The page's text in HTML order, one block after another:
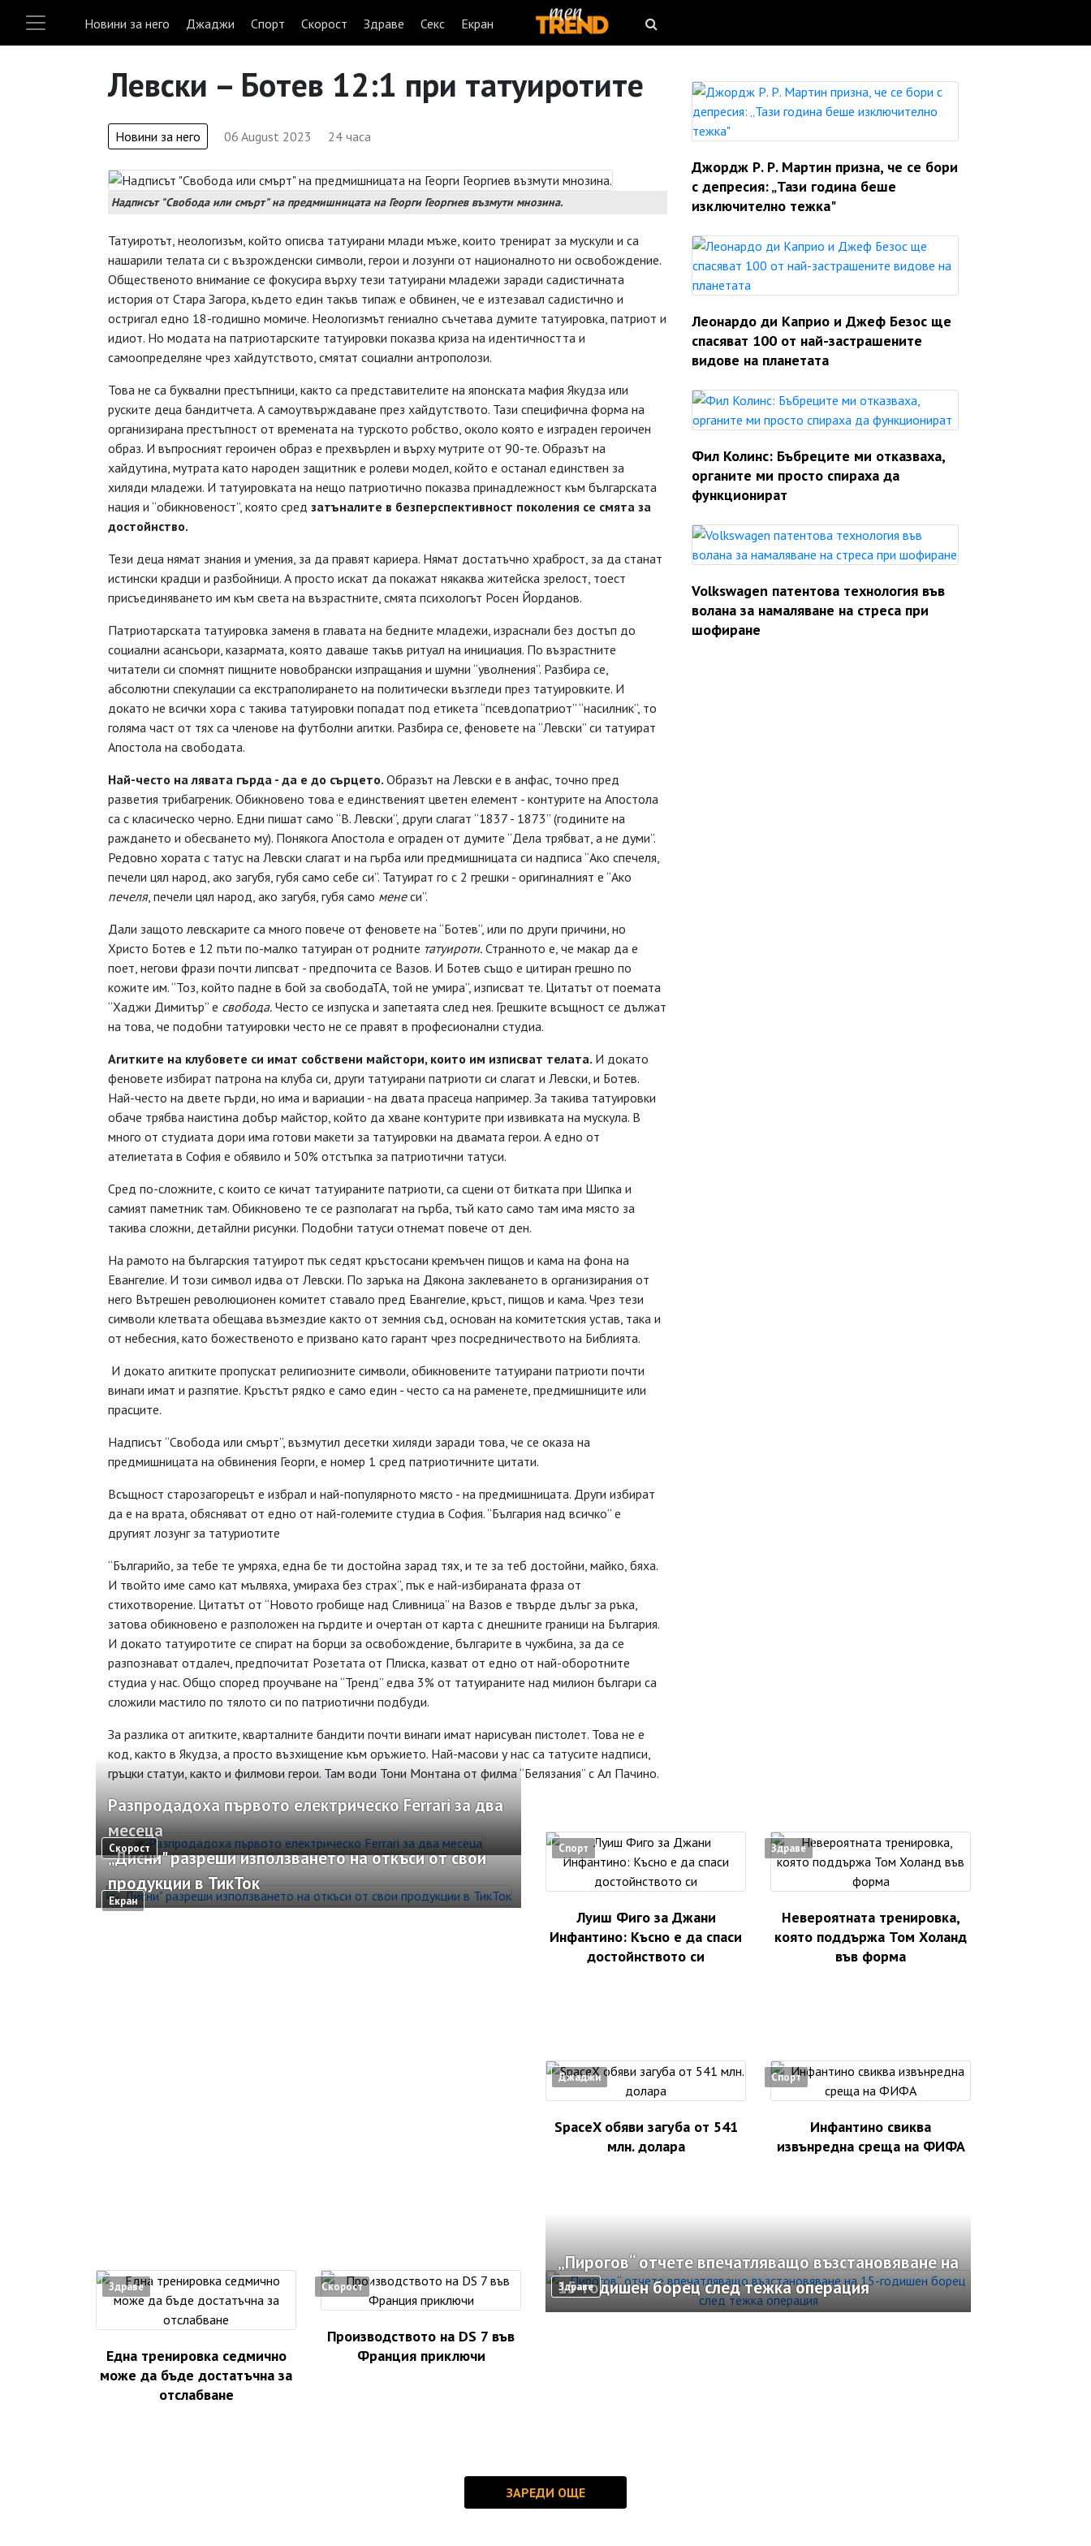
Новини за него Джаджи Спорт Скорост Здраве Секс Екран
Левски – Ботев 12:1 при татуиротите
Новини за него 06 August 2023 24 часа
Надписът "Свобода или смърт" на предмишницата на Георги Георгиев възмути мнозина.
Татуиротът, неологизъм, който описва татуирани млади мъже, които тренират за мускули и са
нашарили телата си с възрожденски символи, герои и лозунги от националното ни освобождение.
Общественото внимание се фокусира върху тези татуирани младежи заради садистичната
история от Стара Загора, където един такъв типаж е обвинен, че е изтезавал садистично и
остригал едно 18-годишно момиче. Неологизмът гениално съчетава думите татуировка, патриот и
идиот. Но модата на патриотарските татуировки показва криза на идентичността и
самоопределяне чрез хайдутството, смятат социални антрополози.
Това не са буквални престъпници, както са представителите на японската мафия Якудза или
руските деца бандитчета. А самоутвърждаване през хайдутството. Тази специфична форма на
организирана престъпност от времената на турското робство, около която е изграден героичен
образ. И въпросният героичен образ е прехвърлен и върху мутрите от 90-те. Образът на
хайдутина, мутрата като народен защитник е ролеви модел, който е останал единствен за
хиляди младежи. И татуировката на нещо патриотично показва принадлежност към българската
нация и “обикновеност”, която сред затъналите в безперспективност поколения се смята за
достойнство.
Тези деца нямат знания и умения, за да правят кариера. Нямат достатъчно храброст, за да станат
истински крадци и разбойници. А просто искат да покажат някаква житейска зрелост, тоест
присъединяването им към света на възрастните, смята психологът Росен Йорданов.
Патриотарската татуировка заменя в главата на бедните младежи, израснали без достъп до
социални асансьори, казармата, която даваше такъв ритуал на инициация. По възрастните
читатели си спомнят пищните новобрански изпращания и шумни “уволнения”. Разбира се,
абсолютни спекулации са екстраполирането на политически възгледи през татуировките. И
докато не всички хора с такива татуировки попадат под етикета “псевдопатриот” “насилник”, то
голяма част от тях са членове на футболни агитки. Разбира се, феновете на “Левски” си татуират
Апостола на свободата.
Най-често на лявата гърда - да е до сърцето. Образът на Левски е в анфас, точно пред
разветия трибагреник. Обикновено това е единственият цветен елемент - контурите на Апостола
са с класическо черно. Едни пишат само “В. Левски”, други слагат “1837 - 1873” (годините на
раждането и обесването му). Понякога Апостола е ограден от думите “Дела трябват, а не думи”.
Редовно хората с татус на Левски слагат и на гърба или предмишницата си надписа “Ако спечеля,
печели цял народ, ако загубя, губя само себе си”. Татуират го с 2 грешки - оригиналният е “Ако
печеля, печели цял народ, ако загубя, губя само менеси”.
Дали защото левскарите са много повече от феновете на “Ботев”, или по други причини, но
Христо Ботев е 12 пъти по-малко татуиран от родните татуироти. Странното е, че макар да е
поет, негови фрази почти липсват - предпочита се Вазов. И Ботев също е цитиран грешно по
кожите им. “Тоз, който падне в бой за свободаТА, той не умира”, изписват те. Цитатът от поемата
“Хаджи Димитър” е свобода. Често се изпуска и запетаята след нея. Грешките всъщност се дължат
на това, че подобни татуировки често не се правят в професионални студиа.
Агитките на клубовете си имат собствени майстори, които им изписват телата. И докато
феновете избират патрона на клуба си, други татуирани патриоти си слагат и Левски, и Ботев.
Най-често на двете гърди, но има и вариации - на двата прасеца например. За такива татуировки
обаче трябва наистина добър майстор, който да хване контурите при извивката на мускула. В
много от студиата дори има готови макети за татуировки на двамата герои. А едно от
ателиетата в София е обявило и 50% отстъпка за патриотични татуси.
Сред по-сложните, с които се кичат татуираните патриоти, са сцени от битката при Шипка и
самият паметник там. Обикновено те се разполагат на гърба, тъй като само там има място за
такива сложни, детайлни рисунки. Подобни татуси отнемат повече от ден.
На рамото на българския татуирот пък седят кръстосани кремъчен пищов и кама на фона на
Евангелие. И този символ идва от Левски. По заръка на Дякона заклеването в организирания от
него Вътрешен революционен комитет ставало пред Евангелие, кръст, пищов и кама. Чрез тези
символи клетвата обещава възмездие както от земния съд, основан на комитетския устав, така и
от небесния, като божественото е призвано като гарант чрез посредничеството на Библията.
И докато агитките пропускат религиозните символи, обикновените татуирани патриоти почти
винаги имат и разпятие. Кръстът рядко е само един - често са на раменете, предмишниците или
прасците.
Надписът “Свобода или смърт”, възмутил десетки хиляди заради това, че се оказа на
предмишницата на обвинения Георги, е номер 1 сред патриотичните цитати.
Всъщност старозагорецът е избрал и най-популярното място - на предмишницата. Други избират
да е на врата, обясняват от едно от най-големите студиа в София. “България над всичко” е
другият лозунг за татуриотите
“Българийо, за тебе те умряха, една бе ти достойна зарад тях, и те за теб достойни, майко, бяха.
И твойто име само кат мълвяха, умираха без страх”, пък е най-избираната фраза от
стихотворение. Цитатът от “Новото гробище над Сливница” на Вазов е твърде дълъг за ръка,
затова обикновено е разположен на гърдите и очертан от карта с днешните граници на България.
И докато татуиротите се спират на борци за освобождение, българите в чужбина, за да се
разпознават отдалеч, предпочитат Розетата от Плиска, казват от едно от най-оборотните
студиа у нас. Общо според проучване на “Тренд” едва 3% от татуираните над милион българи са
сложили мастило по тялото си по патриотични подбуди.
За разлика от агитките, кварталните бандити почти винаги имат нарисуван пистолет. Това не е
код, както в Якудза, а просто възхищение към оръжието. Най-масови у нас са татусите надписи,
гръцки статуи, както и филмови герои. Там води Тони Монтана от филма “Белязания” с Ал Пачино.
Джордж Р. Р. Мартин призна, че се бори
с депресия: „Тази година беше
изключително тежка"
Леонардо ди Каприо и Джеф Безос ще
спасяват 100 от най-застрашените
видове на планетата
Фил Колинс: Бъбреците ми отказваха,
органите ми просто спираха да
функционират
Volkswagen патентова технология във
волана за намаляване на стреса при
шофиране
Скорост
Разпродадоха първото електрическо Ferrari за два
месеца
Екран
„Дисни" разреши използването на откъси от свои
продукции в ТикТок
Спорт
Луиш Фиго за Джани
Инфантино: Късно е да спаси
достойнството си
Здраве
Невероятната тренировка,
която поддържа Том Холанд
във форма
Джаджи
SpaceX обяви загуба от 541
млн. долара
Спорт
Инфантино свиква
извънредна среща на ФИФА
Здраве
Една тренировка седмично
може да бъде достатъчна за
отслабване
Скорост
Производството на DS 7 във
Франция приключи
Здраве
„Пирогов“ отчете впечатляващо възстановяване на
15-годишен борец след тежка операция